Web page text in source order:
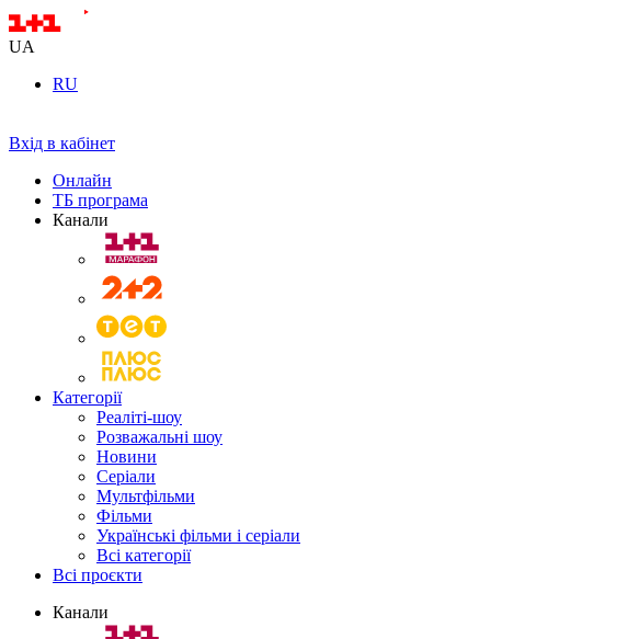
UA
RU
Вхід в кабінет
Онлайн
ТБ програма
Канали
Категорії
Реаліті-шоу
Розважальні шоу
Новини
Серіали
Мультфільми
Фільми
Українські фільми і серіали
Всі категорії
Всі проєкти
Канали